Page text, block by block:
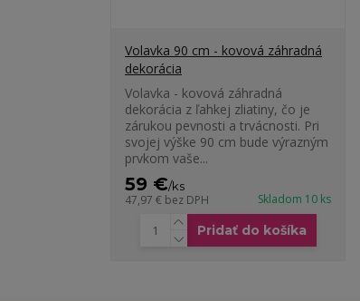
Volavka 90 cm - kovová záhradná
dekorácia
Volavka - kovová záhradná
dekorácia z ľahkej zliatiny, čo je
zárukou pevnosti a trvácnosti. Pri
svojej výške 90 cm bude výrazným
prvkom vaše...
59 €/ks
47,97 € bez DPH Skladom 10 ks
Pridať do košíka